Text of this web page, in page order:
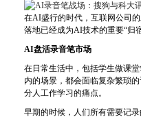
在AI盛行的时代，互联网公司
落地已经成为AI技术的重要“归宿
AI盘活录音笔市场
在日常生活中，包括学生做课
内的场景，都会面临复杂繁琐
分人工作学习的痛点。
早期的时候，人们所有需要记